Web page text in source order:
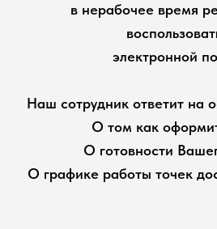
в нерабочее время
электронной
Наш сотрудник ответит на
О том как
О готовности
О графике работы точек